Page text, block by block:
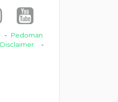
Pedoman
Disclaimer